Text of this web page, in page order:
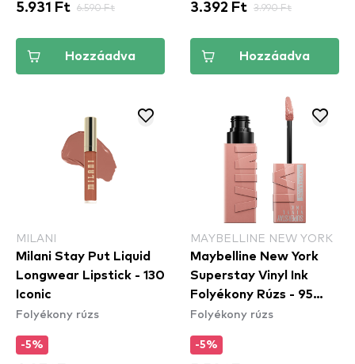
5.931 Ft 6.590 Ft
Hozzáadva
3.392 Ft 3.990 Ft
Hozzáadva
MILANI
Milani Stay Put Liquid
Longwear Lipstick - 130
Iconic
Folyékony rúzs
-5%
MAYBELLINE NEW YORK
Maybelline New York
Superstay Vinyl Ink
Folyékony Rúzs - 95
Captivated
Folyékony rúzs
-5%